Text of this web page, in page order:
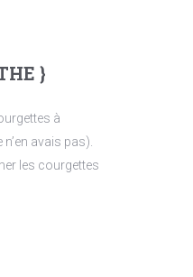
}
à
avais pas).
les courgettes